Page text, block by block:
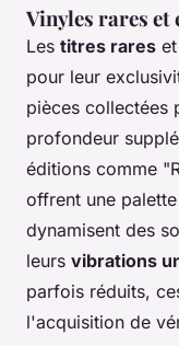
Vinyles rares
Les titres rares
pour leur
pièces collectées
profondeur
éditions comme
offrent une
dynamisent des
leurs vibrations
parfois réduits,
l'acquisition de